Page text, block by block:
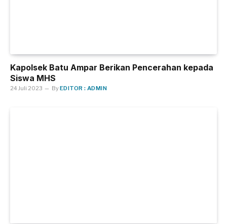
Kapolsek Batu Ampar Berikan Pencerahan kepada
Siswa MHS
24 Juli 2023 ByEDITOR : ADMIN